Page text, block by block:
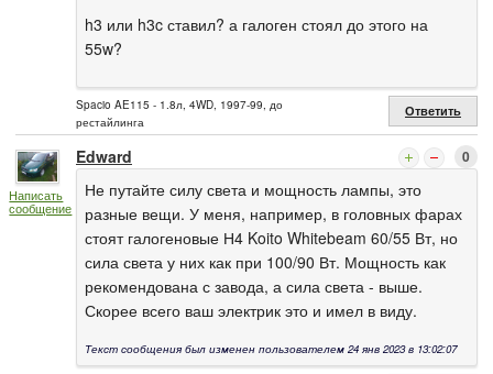
h3 или h3c ставил? а галоген стоял до этого на
55w?
Spacio AE115 - 1.8л, 4WD, 1997-99, до
рестайлинга
Ответить
Написать
сообщение
Edward 0
Не путайте силу света и мощность лампы, это
разные вещи. У меня, например, в головных фарах
стоят галогеновые Н4 Koito Whitebeam 60/55 Вт, но
сила света у них как при 100/90 Вт. Мощность как
рекомендована с завода, а сила света - выше.
Скорее всего ваш электрик это и имел в виду.
Текст сообщения был изменен пользователем 24 янв 2023 в 13:02:07